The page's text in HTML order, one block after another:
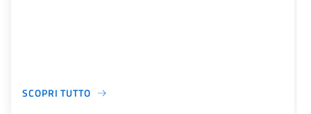
SCOPRI TUTTO